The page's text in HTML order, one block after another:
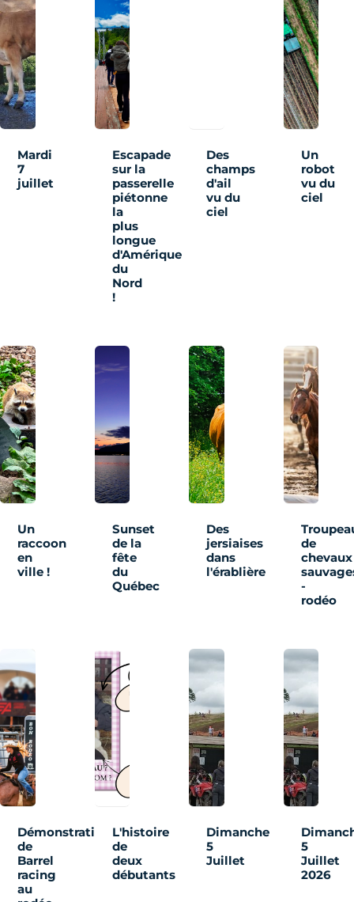
Mardi
7
juillet
Escapade
sur la
passerelle
piétonne
la
plus
longue
d'Amérique
du
Nord
!
Des
champs
d'ail
vu du
ciel
Un
robot
vu du
ciel
Un
raccoon
en
ville !
Sunset
de la
fête
du
Québec
Des
jersiaises
dans
l'érablière
de
chevaux
-
rodéo
Démonstration
de
Barrel
racing
au
L'histoire
de
deux
débutants
Dimanche
5
Juillet
5
Juillet
2026